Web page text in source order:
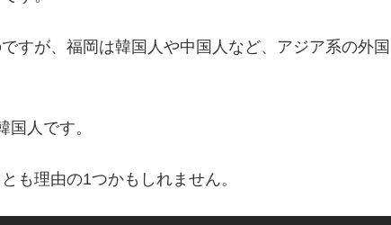
すが、福岡は韓国人や中国人など、アジア系の外国
人です。
も理由の1つかもしれません。